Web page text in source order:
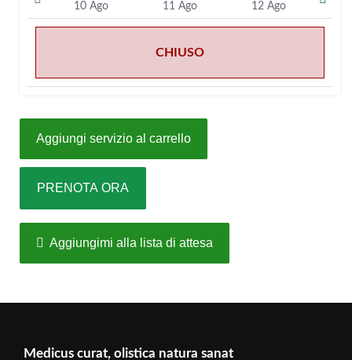
10 Ago
11 Ago
12 Ago
CHIUSO
Aggiungi servizio al carrello
PRENOTA ORA
Aggiungimi alla lista di attesa
Medicus curat, olistica natura sanat